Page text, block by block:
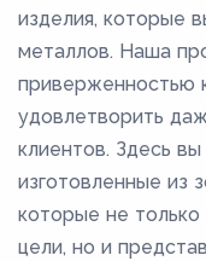
изделия, которые
металлов. Наша
приверженностью
удовлетворить
клиентов. Здесь
изготовленные из
которые не
цели, но и